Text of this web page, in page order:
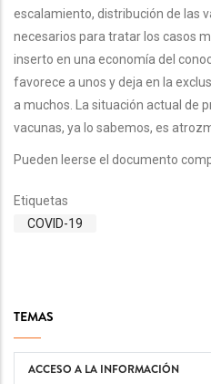
escalamiento, distribución de las
necesarios para tratar los casos
inserto en una economía del
favorece a unos y deja en la
a muchos. La situación actual de
vacunas, ya lo sabemos, es
Pueden leerse el documento
Etiquetas
COVID-19
TEMAS
ACCESO A LA INFORMACIÓN